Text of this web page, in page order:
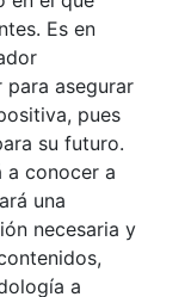
Es en
asegurar
pues
su futuro.
a conocer a
una
necesaria y
a